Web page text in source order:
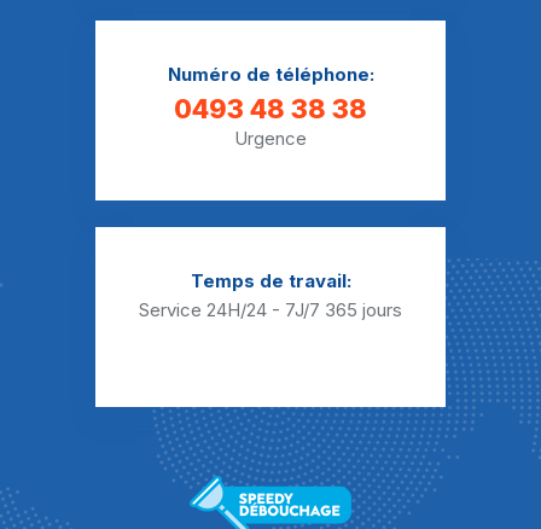
Débouchage Sanibroyeur Fallais
Débouchage Sanibroyeur Fexhe-le-Haut-Clocher
Débouchage Sanibroyeur Fize-le-Marsal
Débouchage Sanibroyeur Fumal
Débouchage Sanibroyeur Grandville
Débouchage Sanibroyeur Haneffe
Numéro de téléphone:
0493 48 38 38
Urgence
Temps de travail:
Service 24H/24 - 7J/7 365 jours